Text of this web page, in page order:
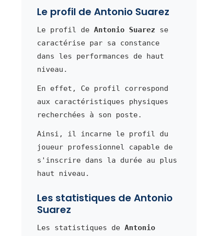
Le profil de Antonio Suarez
Le profil de Antonio Suarez se
caractérise par sa constance
dans les performances de haut
niveau.
En effet, Ce profil correspond
aux caractéristiques physiques
recherchées à son poste.
Ainsi, il incarne le profil du
joueur professionnel capable de
s'inscrire dans la durée au plus
haut niveau.
Les statistiques de Antonio
Suarez
Les statistiques de Antonio